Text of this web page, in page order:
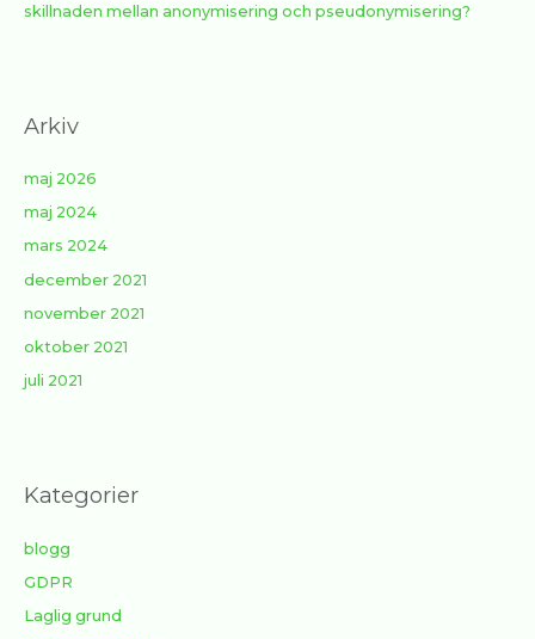
skillnaden mellan anonymisering och pseudonymisering?
Arkiv
maj 2026
maj 2024
mars 2024
december 2021
november 2021
oktober 2021
juli 2021
Kategorier
blogg
GDPR
Laglig grund